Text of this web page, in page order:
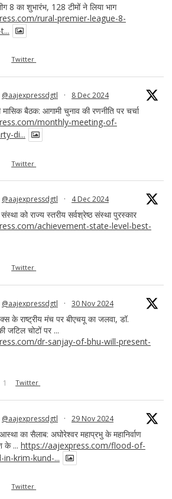
8 का शुभारंभ, 128 टीमों ने लिया भाग
rural-premier-league-8-
Twitter
@aajexpressdgtl · 8 Dec 2024
मासिक बैठक: आगामी चुनाव की रणनीति पर चर्चा
monthly-meeting-of-
di...
Twitter
@aajexpressdgtl · 4 Dec 2024
को राज्य स्तरीय सर्वश्रेष्ठ संस्था पुरस्कार
achievement-state-level-best-
Twitter
@aajexpressdgtl · 30 Nov 2024
के राष्ट्रीय मंच पर बीएचयू का जलवा, डॉ.
चोटों पर ...
dr-sanjay-of-bhu-will-present-
1 Twitter
@aajexpressdgtl · 29 Nov 2024
का सैलाब: अघोरेश्वर महाप्रभु के महानिर्वाण
के ... https://aajexpress.com/flood-of-
krim-kund-...
Twitter